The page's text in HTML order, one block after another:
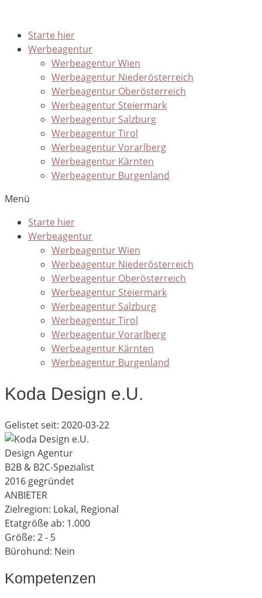
Starte hier
Werbeagentur
Werbeagentur Wien
Werbeagentur Niederösterreich
Werbeagentur Oberösterreich
Werbeagentur Steiermark
Werbeagentur Salzburg
Werbeagentur Tirol
Werbeagentur Vorarlberg
Werbeagentur Kärnten
Werbeagentur Burgenland
Menü
Starte hier
Werbeagentur
Werbeagentur Wien
Werbeagentur Niederösterreich
Werbeagentur Oberösterreich
Werbeagentur Steiermark
Werbeagentur Salzburg
Werbeagentur Tirol
Werbeagentur Vorarlberg
Werbeagentur Kärnten
Werbeagentur Burgenland
Koda Design e.U.
Gelistet seit: 2020-03-22
Design Agentur
B2B & B2C-Spezialist
2016 gegründet
ANBIETER
Zielregion: Lokal, Regional
Etatgröße ab: 1.000
Größe: 2 - 5
Bürohund: Nein
Kompetenzen